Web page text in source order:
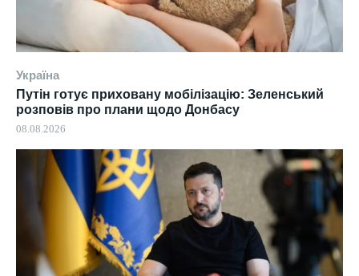
Україна
Путін готує приховану мобілізацію: Зеленський
розповів про плани щодо Донбасу
08.08.2026